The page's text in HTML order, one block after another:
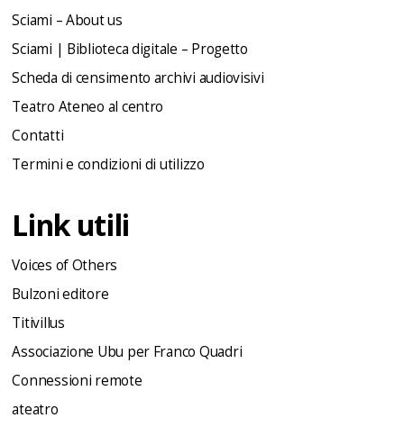
Sciami – About us
Sciami | Biblioteca digitale – Progetto
Scheda di censimento archivi audiovisivi
Teatro Ateneo al centro
Contatti
Termini e condizioni di utilizzo
Link utili
Voices of Others
Bulzoni editore
Titivillus
Associazione Ubu per Franco Quadri
Connessioni remote
ateatro